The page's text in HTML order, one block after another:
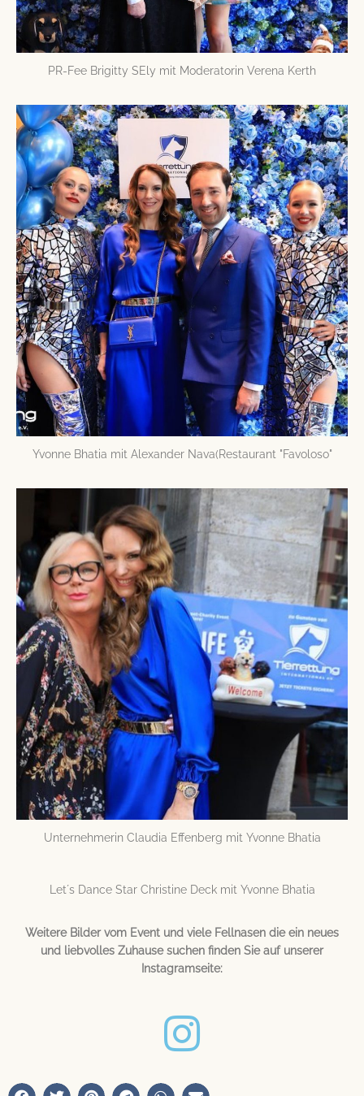
PR-Fee Brigitty SEly mit Moderatorin Verena Kerth
Yvonne Bhatia mit Alexander Nava(Restaurant "Favoloso"
Unternehmerin Claudia Effenberg mit Yvonne Bhatia
Let´s Dance Star Christine Deck mit Yvonne Bhatia
Weitere Bilder vom Event und viele Fellnasen die ein neues
und liebvolles Zuhause suchen finden Sie auf unserer
Instagramseite: